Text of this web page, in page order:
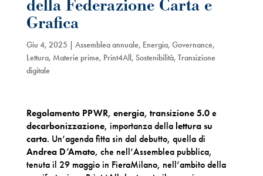
della Federazione Carta e
Grafica
Giu 4, 2025 | Assemblea annuale, Energia, Governance,
Lettura, Materie prime, Print4All, Sostenibilità, Transizione
digitale
Regolamento PPWR, energia, transizione 5.0e
decarbonizzazione, importanza della lettura su
carta. Un’agenda fitta sin dal debutto, quella di
Andrea D’Amato, che nell’Assemblea pubblica,
tenuta il 29 maggio in FieraMilano, nell’ambito della